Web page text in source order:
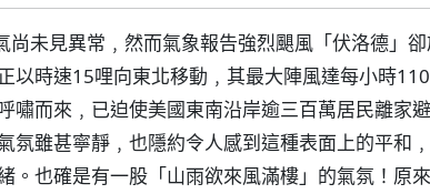
尚未見異常﹐然而氣象報告強烈颶風「伏洛德」
以時速15哩向東北移動﹐其最大陣風達每小時
嘯而來﹐已迫使美國東南沿岸逾三百萬居民離家
氛雖甚寧靜﹐也隱約令人感到這種表面上的平和
。也確是有一股「山雨欲來風滿樓」的氣氛！原